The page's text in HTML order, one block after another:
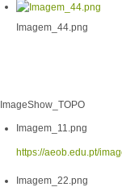
Imagem_44.png
ImageShow_TOPO
Imagem_11.png
https://aeob.edu.pt/
Imagem_22.png